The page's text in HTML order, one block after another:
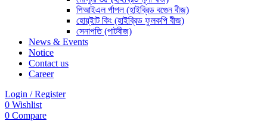
পিআইএল র্পাপল (হাইব্রিড বগেুন বীজ)
হোয়্ইাট কিং (হাইব্রিড ফুলকপি বীজ)
সেনাপতি (পাটবীজ)
News & Events
Notice
Contact us
Career
Login / Register
0 Wishlist
0 Compare